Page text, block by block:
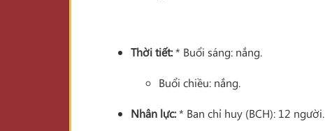
Thời tiết:* Buổi sáng: nắng.
Buổi chiều: nắng.
Nhân lực:* Ban chỉ huy (BCH): 12 người.